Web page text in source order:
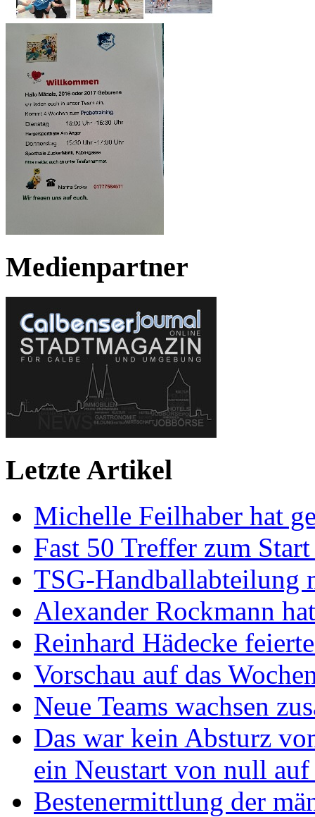
Medienpartner
Letzte Artikel
Michelle Feilhaber hat
Fast 50 Treffer zum
TSG-Handballabteilung
Alexander Rockmann
Reinhard Hädecke
Vorschau auf das
Neue Teams wachsen
Das war kein Absturz
ein Neustart von null auf
Bestenermittlung der